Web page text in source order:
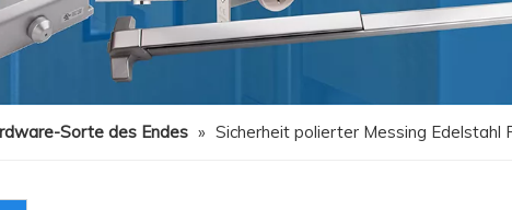
Sorte des Endes » Sicherheit polierter Messing Edelstahl